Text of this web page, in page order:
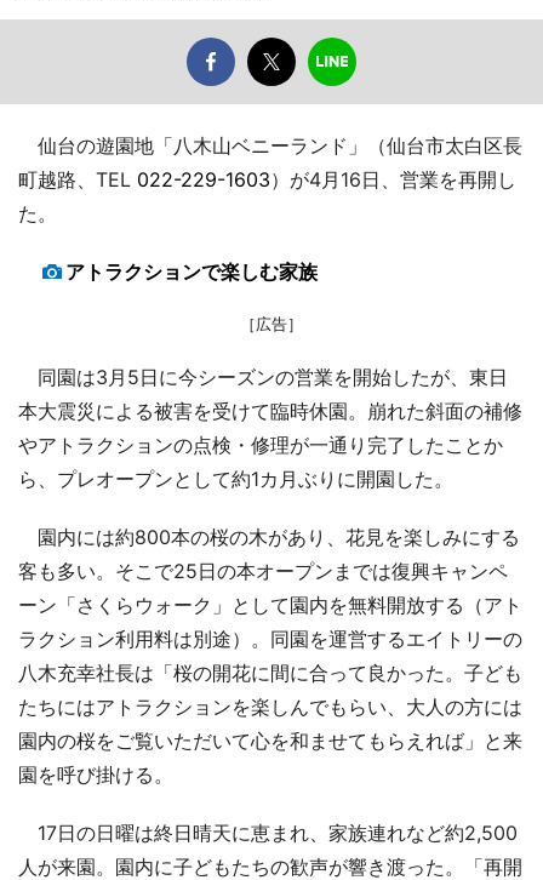
仙台の遊園地「八木山ベニーランド」（仙台市太白区長
町越路、TEL 022-229-1603）が4月16日、営業を再開し
た。
アトラクションで楽しむ家族
［広告］
同園は3月5日に今シーズンの営業を開始したが、東日
本大震災による被害を受けて臨時休園。崩れた斜面の補修
やアトラクションの点検・修理が一通り完了したことか
ら、プレオープンとして約1カ月ぶりに開園した。
園内には約800本の桜の木があり、花見を楽しみにする
客も多い。そこで25日の本オープンまでは復興キャンペ
ーン「さくらウォーク」として園内を無料開放する（アト
ラクション利用料は別途）。同園を運営するエイトリーの
八木充幸社長は「桜の開花に間に合って良かった。子ども
たちにはアトラクションを楽しんでもらい、大人の方には
園内の桜をご覧いただいて心を和ませてもらえれば」と来
園を呼び掛ける。
17日の日曜は終日晴天に恵まれ、家族連れなど約2,500
人が来園。園内に子どもたちの歓声が響き渡った。「再開